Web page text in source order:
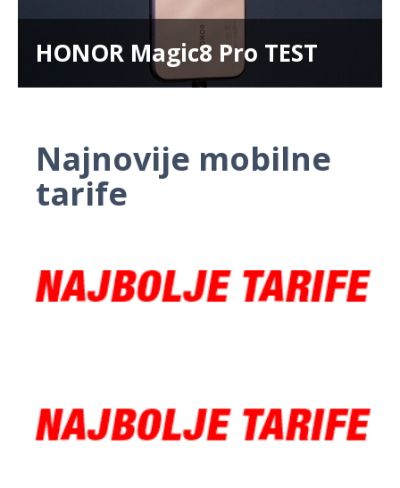
HONOR Magic8 Pro TEST
Najnovije mobilne
tarife